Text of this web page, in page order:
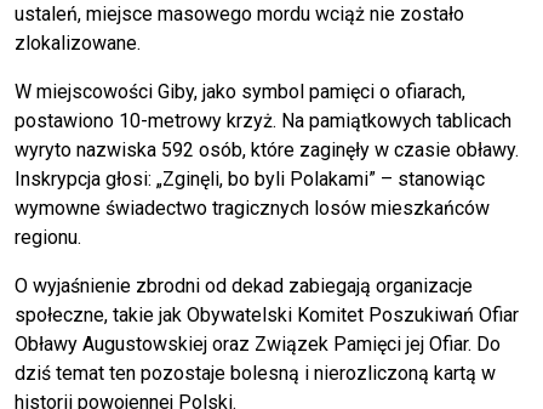
ustaleń, miejsce masowego mordu wciąż nie zostało
zlokalizowane.
W miejscowości Giby, jako symbol pamięci o ofiarach,
postawiono 10-metrowy krzyż. Na pamiątkowych tablicach
wyryto nazwiska 592 osób, które zaginęły w czasie obławy.
Inskrypcja głosi: „Zginęli, bo byli Polakami” – stanowiąc
wymowne świadectwo tragicznych losów mieszkańców
regionu.
O wyjaśnienie zbrodni od dekad zabiegają organizacje
społeczne, takie jak Obywatelski Komitet Poszukiwań Ofiar
Obławy Augustowskiej oraz Związek Pamięci jej Ofiar. Do
dziś temat ten pozostaje bolesną i nierozliczoną kartą w
historii powojennej Polski.